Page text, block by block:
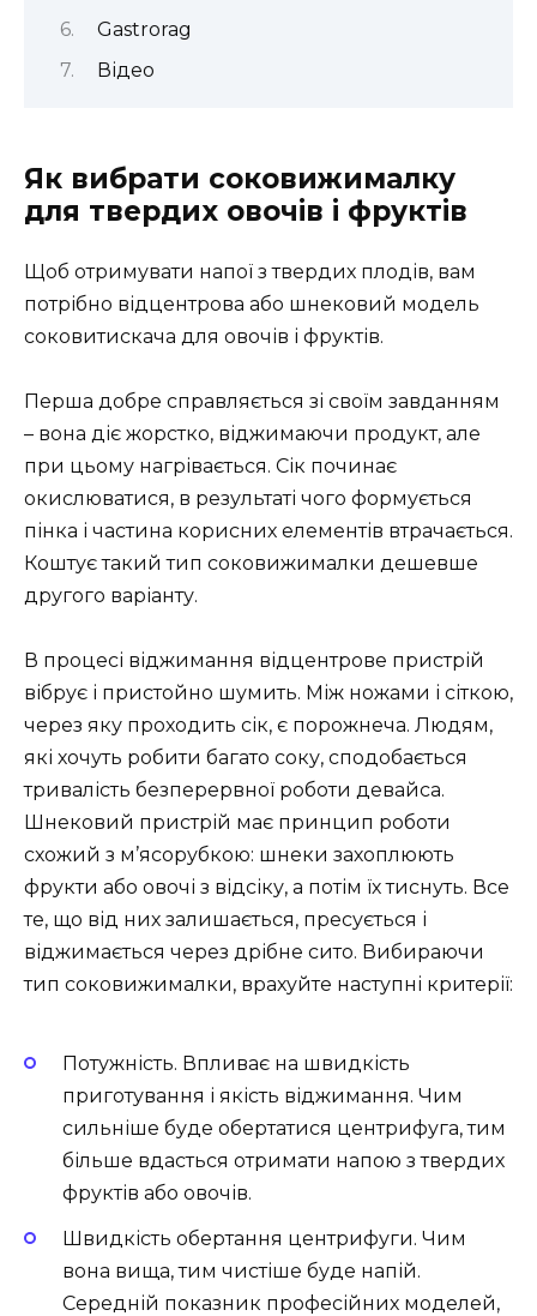
Gastrorag
Відео
Як вибрати соковижималку
для твердих овочів і фруктів
Щоб отримувати напої з твердих плодів, вам
потрібно відцентрова або шнековий модель
соковитискача для овочів і фруктів.
Перша добре справляється зі своїм завданням
– вона діє жорстко, віджимаючи продукт, але
при цьому нагрівається. Сік починає
окислюватися, в результаті чого формується
пінка і частина корисних елементів втрачається.
Коштує такий тип соковижималки дешевше
другого варіанту.
В процесі віджимання відцентрове пристрій
вібрує і пристойно шумить. Між ножами і сіткою,
через яку проходить сік, є порожнеча. Людям,
які хочуть робити багато соку, сподобається
тривалість безперервної роботи девайса.
Шнековий пристрій має принцип роботи
схожий з м’ясорубкою: шнеки захоплюють
фрукти або овочі з відсіку, а потім їх тиснуть. Все
те, що від них залишається, пресується і
віджимається через дрібне сито. Вибираючи
тип соковижималки, врахуйте наступні критерії:
Потужність. Впливає на швидкість
приготування і якість віджимання. Чим
сильніше буде обертатися центрифуга, тим
більше вдасться отримати напою з твердих
фруктів або овочів.
Швидкість обертання центрифуги. Чим
вона вища, тим чистіше буде напій.
Середній показник професійних моделей,